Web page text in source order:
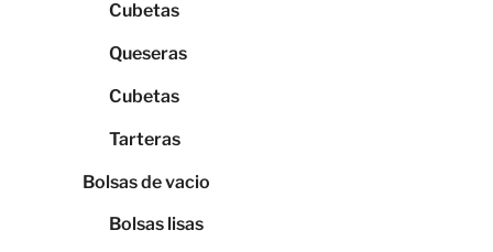
Cubetas
Queseras
Cubetas
Tarteras
Bolsas de vacio
Bolsas lisas